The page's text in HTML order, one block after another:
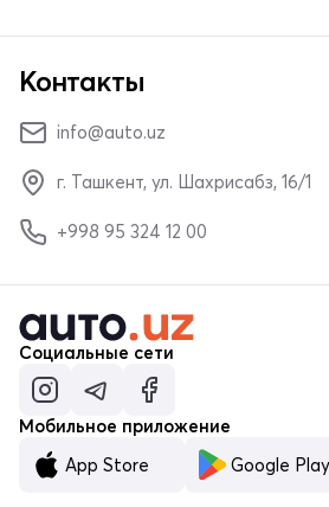
Контакты
info@auto.uz
г. Ташкент, ул. Шахрисабз, 16/1
+998 95 324 12 00
Социальные сети
Мобильное приложение
App Store
Google Play